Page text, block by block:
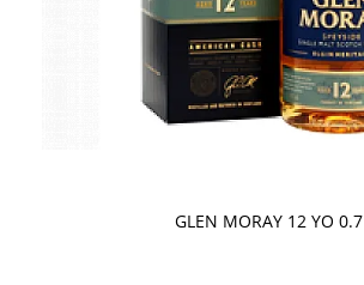
GLEN MORAY 12 YO 0.7